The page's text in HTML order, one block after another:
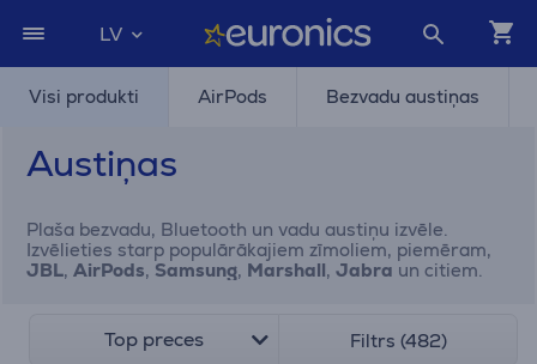
LV
Visi produkti AirPods Bezvadu austiņas
Austiņas
Plaša bezvadu, Bluetooth un vadu austiņu izvēle.
Izvēlieties starp populārākajiem zīmoliem, piemēram,
JBL, AirPods, Samsung, Marshall, Jabra un citiem.
Top preces Filtrs (482)